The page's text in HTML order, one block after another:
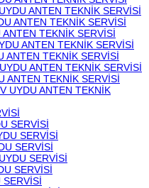
ANTEN TEKNİK SERVİSİ
ANTEN TEKNİK SERVİSİ
TEKNİK SERVİSİ
ANTEN TEKNİK SERVİSİ
ANTEN TEKNİK SERVİSİ
ANTEN TEKNİK SERVİSİ
ANTEN TEKNİK SERVİSİ
UYDU ANTEN TEKNİK
SERVİSİ
SERVİSİ
SERVİSİ
SERVİSİ
SERVİSİ
SERVİSİ